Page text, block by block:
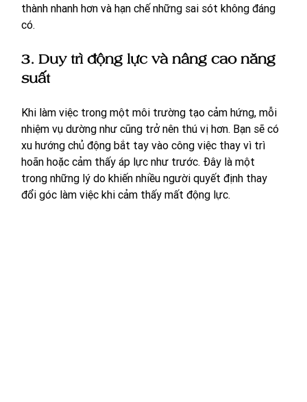
thành nhanh hơn và hạn chế những sai sót không đáng
có.
3. Duy trì động lực và nâng cao năng
suất
Khi làm việc trong một môi trường tạo cảm hứng, mỗi
nhiệm vụ dường như cũng trở nên thú vị hơn. Bạn sẽ có
xu hướng chủ động bắt tay vào công việc thay vì trì
hoãn hoặc cảm thấy áp lực như trước. Đây là một
trong những lý do khiến nhiều người quyết định thay
đổi góc làm việc khi cảm thấy mất động lực.